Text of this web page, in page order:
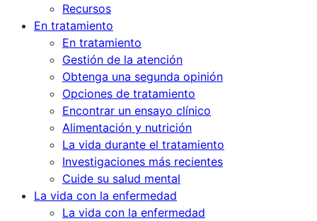
Recursos
En tratamiento
En tratamiento
Gestión de la atención
Obtenga una segunda opinión
Opciones de tratamiento
Encontrar un ensayo clínico
Alimentación y nutrición
La vida durante el tratamiento
Investigaciones más recientes
Cuide su salud mental
La vida con la enfermedad
La vida con la enfermedad